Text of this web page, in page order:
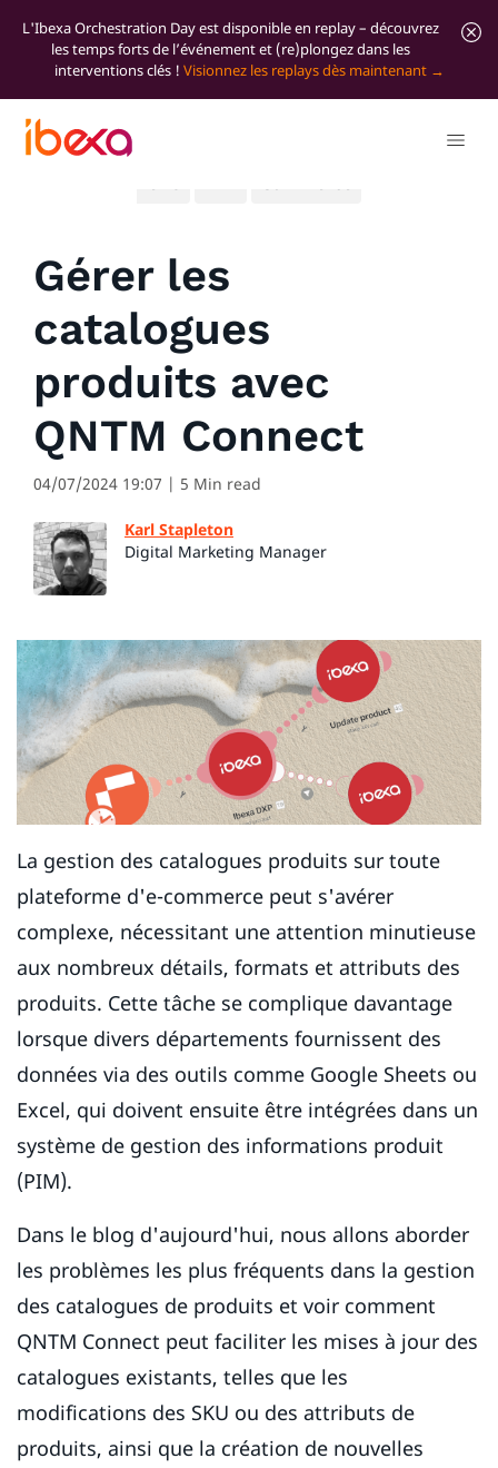
L'Ibexa Orchestration Day est disponible en replay – découvrez
les temps forts de l’événement et (re)plongez dans les
interventions clés ! Visionnez les replays dès maintenant
Tous les articles de blog
Gérer les
catalogues
produits avec
QNTM Connect
04/07/2024 19:07 | 5 Min read
Karl Stapleton
Digital Marketing Manager
La gestion des catalogues produits sur toute
plateforme d'e-commerce peut s'avérer
complexe, nécessitant une attention minutieuse
aux nombreux détails, formats et attributs des
produits. Cette tâche se complique davantage
lorsque divers départements fournissent des
données via des outils comme Google Sheets ou
Excel, qui doivent ensuite être intégrées dans un
système de gestion des informations produit
(PIM).
Dans le blog d'aujourd'hui, nous allons aborder
les problèmes les plus fréquents dans la gestion
des catalogues de produits et voir comment
QNTM Connect peut faciliter les mises à jour des
catalogues existants, telles que les
modifications des SKU ou des attributs de
produits, ainsi que la création de nouvelles